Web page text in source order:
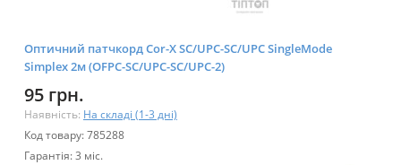
Оптичний патчкорд Cor-X SC/UPC-SC/UPC SingleMode
Simplex 2м (OFPC-SC/UPC-SC/UPC-2)
95 грн.
Наявність: На складі (1-3 дні)
Код товару: 785288
Гарантія: 3 міс.